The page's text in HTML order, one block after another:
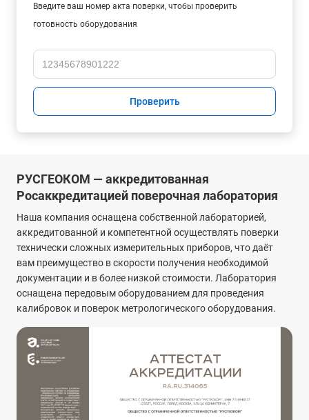
Введите ваш номер акта поверки, чтобы проверить
готовность оборудования
Проверить
РУСГЕОКОМ — аккредитованная
Росаккредитацией поверочная лаборатория
Наша компания оснащена собственной лабораторией,
аккредитованной и компетентной осуществлять поверки
технически сложных измерительных приборов, что даёт
вам преимущество в скорости получения необходимой
документации и в более низкой стоимости. Лаборатория
оснащена передовым оборудованием для проведения
калибровок и поверок метрологического оборудования.